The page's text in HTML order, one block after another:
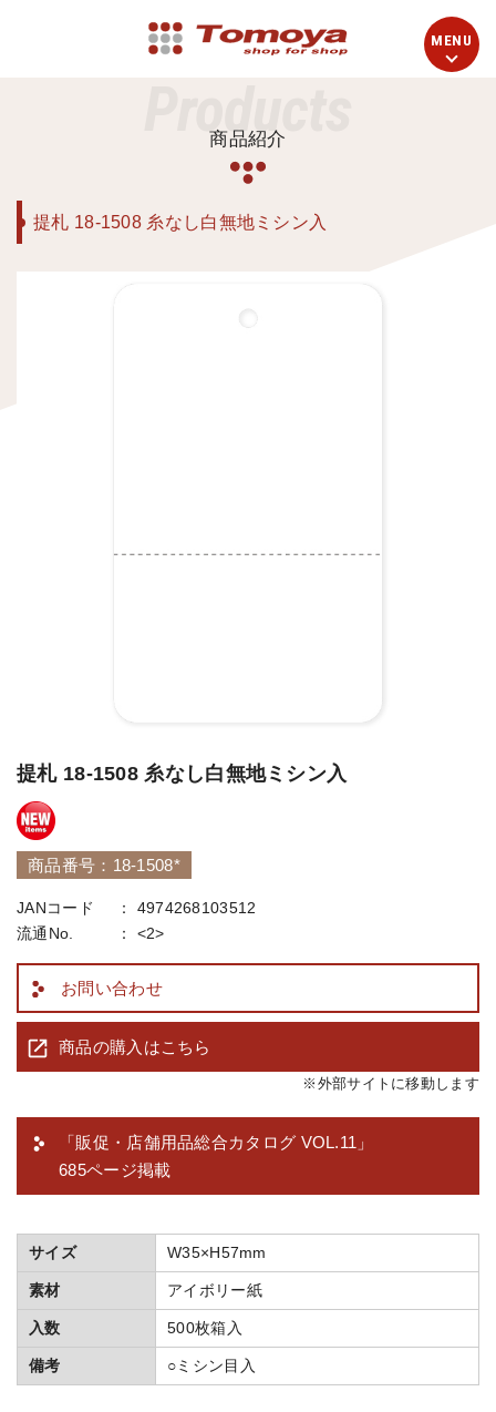
Products
商品紹介
提札 18-1508 糸なし白無地ミシン入
提札 18-1508 糸なし白無地ミシン入
商品番号：18-1508*
JANコード
4974268103512
流通No.
<2>
お問い合わせ
商品の購入はこちら
※外部サイトに移動します
「販促・店舗用品総合カタログ VOL.11」
685ページ掲載
サイズ W35×H57mm
素材 アイボリー紙
入数 500枚箱入
備考 ○ミシン目入